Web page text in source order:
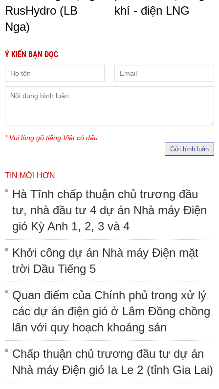
RusHydro (LB
Nga)
khí - điện LNG
Ý KIẾN BẠN ĐỌC
* Vui lòng gõ tiếng Việt có dấu
Gửi bình luận
TIN MỚI HƠN
Hà Tĩnh chấp thuận chủ trương đầu
tư, nhà đầu tư 4 dự án Nhà máy Điện
gió Kỳ Anh 1, 2, 3 và 4
Khởi công dự án Nhà máy Điện mặt
trời Dầu Tiếng 5
Quan điểm của Chính phủ trong xử lý
các dự án điện gió ở Lâm Đồng chồng
lấn với quy hoạch khoáng sản
Chấp thuận chủ trương đầu tư dự án
Nhà máy Điện gió Ia Le 2 (tỉnh Gia Lai)